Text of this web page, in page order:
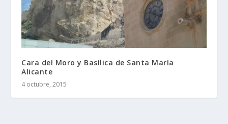
Cara del Moro y Basílica de Santa María
Alicante
4 octubre, 2015